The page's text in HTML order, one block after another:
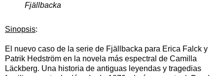
Fjällbacka
Sinopsis:
El nuevo caso de la serie de Fjällbacka para Erica Falck y
Patrik Hedström en la novela más espectral de Camilla
Läckberg. Una historia de antiguas leyendas y tragedias